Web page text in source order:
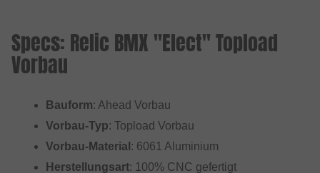
Specs: Relic BMX "Elect" Topload
Vorbau
Bauform: Ahead Vorbau
Vorbau-Typ: Topload Vorbau
Vorbau-Material : 6061 Aluminium
Herstellungsart: 100% CNC gefertigt